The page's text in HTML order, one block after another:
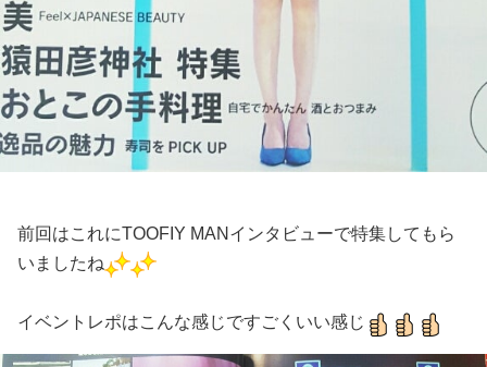
前回はこれにTOOFIY MANインタビューで特集してもら
いましたね
イベントレポはこんな感じですごくいい感じ